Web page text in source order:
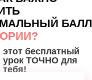
БАЛЛ
этот бесплатный
урок ТОЧНО для
тебя!